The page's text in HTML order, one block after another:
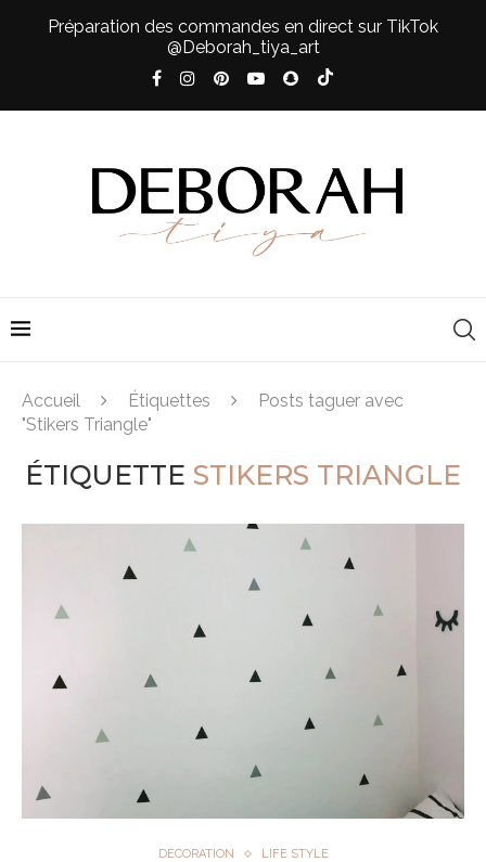
Préparation des commandes en direct sur TikTok
@Deborah_tiya_art
Accueil Étiquettes
Posts taguer avec
"Stikers Triangle"
ÉTIQUETTE STIKERS TRIANGLE
DÉCORATION LIFE STYLE